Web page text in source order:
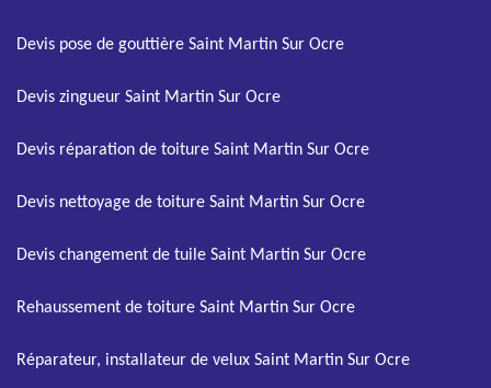
Devis pose de gouttière Saint Martin Sur Ocre
Devis zingueur Saint Martin Sur Ocre
Devis réparation de toiture Saint Martin Sur Ocre
Devis nettoyage de toiture Saint Martin Sur Ocre
Devis changement de tuile Saint Martin Sur Ocre
Rehaussement de toiture Saint Martin Sur Ocre
Réparateur, installateur de velux Saint Martin Sur Ocre